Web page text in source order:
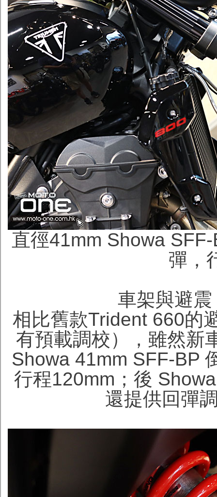
直徑41mm Showa
彈
車架與避
相比舊款Trident 660的
有預載調校），雖然新
Showa 41mm SFF-BP
行程120mm；後
還提供回彈